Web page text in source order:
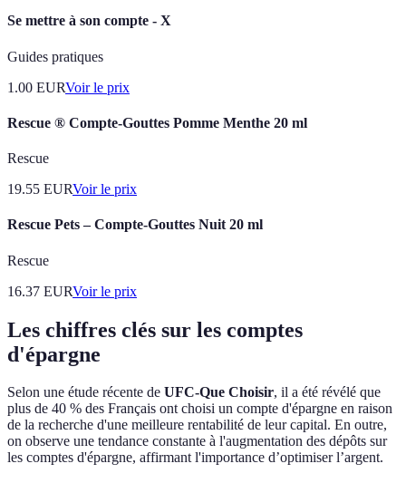
Se mettre à son compte - X
Guides pratiques
1.00 EURVoir le prix
Rescue ® Compte-Gouttes Pomme Menthe 20 ml
Rescue
19.55 EURVoir le prix
Rescue Pets – Compte-Gouttes Nuit 20 ml
Rescue
16.37 EURVoir le prix
Les chiffres clés sur les comptes
d'épargne
Selon une étude récente de UFC-Que Choisir, il a été révélé que
plus de 40 % des Français ont choisi un compte d'épargne en raison
de la recherche d'une meilleure rentabilité de leur capital. En outre,
on observe une tendance constante à l'augmentation des dépôts sur
les comptes d'épargne, affirmant l'importance d’optimiser l’argent.